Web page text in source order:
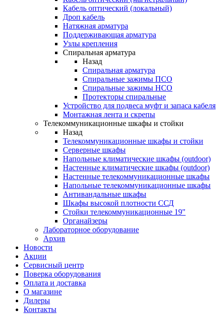
Кабель оптический (локальный)
Дроп кабель
Натяжная арматура
Поддерживающая арматура
Узлы крепления
Спиральная арматура
Назад
Спиральная арматура
Спиральные зажимы ПСО
Спиральные зажимы НСО
Протекторы спиральные
Устройство для подвеса муфт и запаса кабеля
Монтажная лента и скрепы
Телекоммуникационные шкафы и стойки
Назад
Телекоммуникационные шкафы и стойки
Серверные шкафы
Напольные климатические шкафы (outdoor)
Настенные климатические шкафы (outdoor)
Настенные телекоммуникационные шкафы
Напольные телекоммуникационные шкафы
Антивандальные шкафы
Шкафы высокой плотности ССД
Стойки телекоммуникационные 19"
Органайзеры
Лабораторное оборудование
Архив
Новости
Акции
Сервисный центр
Поверка оборудования
Оплата и доставка
О магазине
Дилеры
Контакты